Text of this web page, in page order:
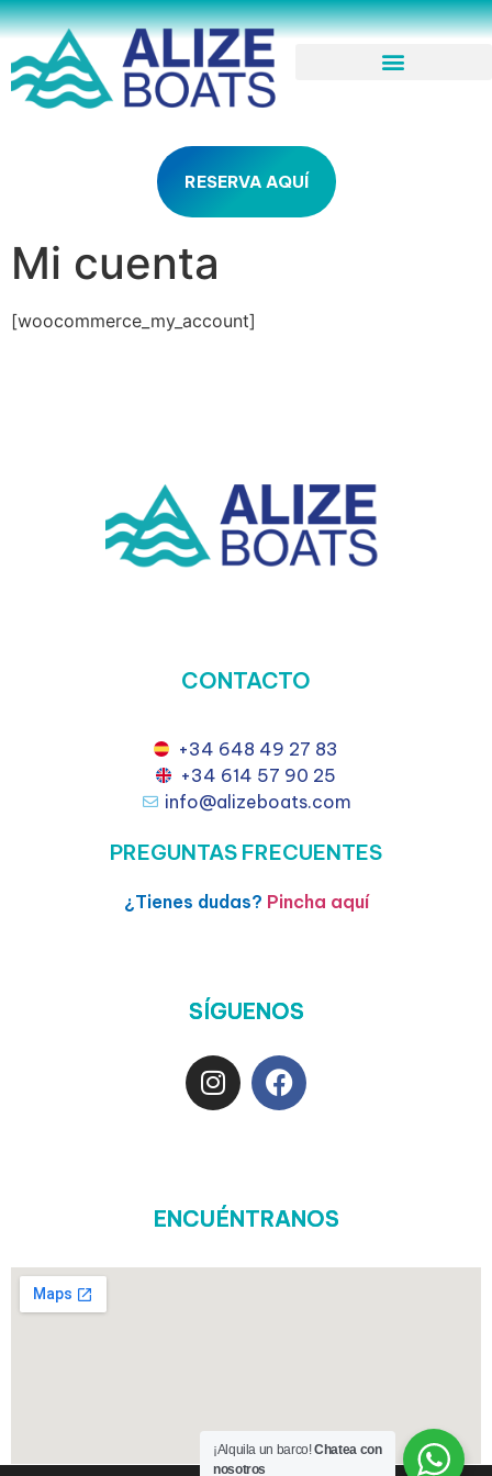
RESERVA AQUÍ
Mi cuenta
[woocommerce_my_account]
CONTACTO
+34 648 49 27 83
+34 614 57 90 25
info@alizeboats.com
PREGUNTAS FRECUENTES
¿Tienes dudas? Pincha aquí
SÍGUENOS
ENCUÉNTRANOS
¡Alquila un barco!Chatea con
nosotros